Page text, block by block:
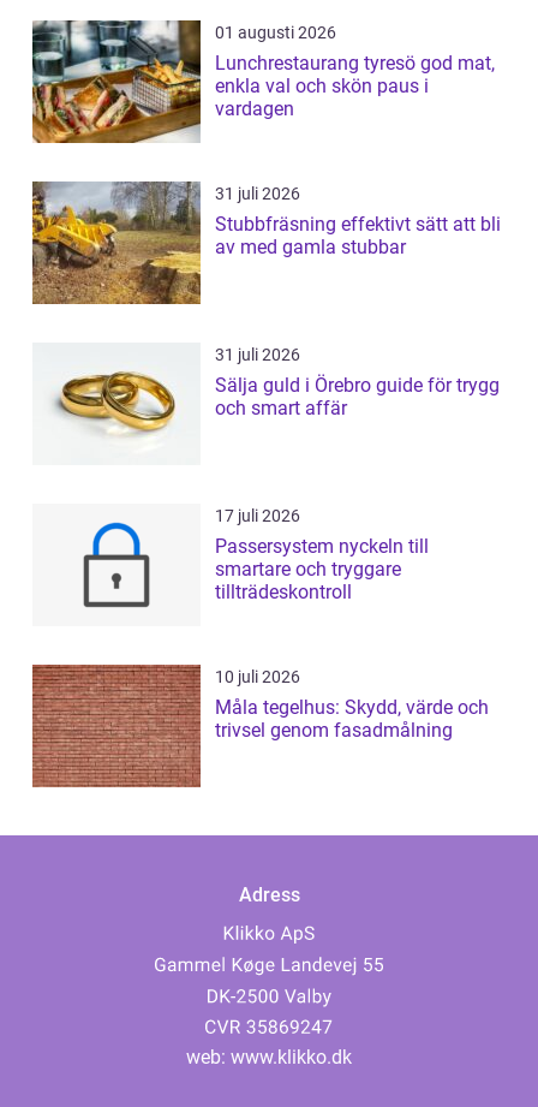
01 augusti 2026
Lunchrestaurang tyresö god mat,
enkla val och skön paus i
vardagen
31 juli 2026
Stubbfräsning effektivt sätt att bli
av med gamla stubbar
31 juli 2026
Sälja guld i Örebro guide för trygg
och smart affär
17 juli 2026
Passersystem nyckeln till
smartare och tryggare
tillträdeskontroll
10 juli 2026
Måla tegelhus: Skydd, värde och
trivsel genom fasadmålning
Adress
web: www.klikko.dk